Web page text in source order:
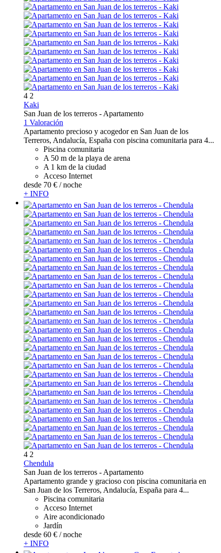
4 2
Kaki
San Juan de los terreros - Apartamento
1 Valoración
Apartamento precioso y acogedor en San Juan de los
Terreros, Andalucía, España con piscina comunitaria para 4...
Piscina comunitaria
A 50 m de la playa de arena
A 1 km de la ciudad
Acceso Internet
desde 70 € / noche
+ INFO
4 2
Chendula
San Juan de los terreros - Apartamento
Apartamento grande y gracioso con piscina comunitaria en
San Juan de los Terreros, Andalucía, España para 4...
Piscina comunitaria
Acceso Internet
Aire acondicionado
Jardín
desde 60 € / noche
+ INFO